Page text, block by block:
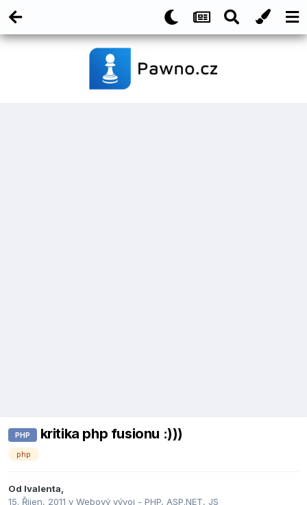
PHP kritika php fusionu :)))
php
Od lvalenta,
15. Říjen, 2011 v Webový vývoj - PHP, ASP.NET, JS